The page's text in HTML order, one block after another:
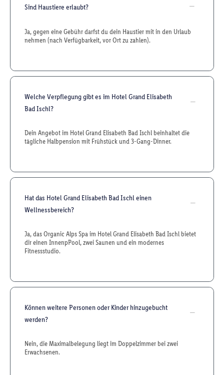
Sind Haustiere erlaubt?
Ja, gegen eine Gebühr darfst du dein Haustier mit in den Urlaub
nehmen (nach Verfügbarkeit, vor Ort zu zahlen).
Welche Verpflegung gibt es im Hotel Grand Elisabeth
Bad Ischl?
Dein Angebot im Hotel Grand Elisabeth Bad Ischl beinhaltet die
tägliche Halbpension mit Frühstück und 3-Gang-Dinner.
Hat das Hotel Grand Elisabeth Bad Ischl einen
Wellnessbereich?
Ja, das Organic Alps Spa im Hotel Grand Elisabeth Bad Ischl bietet
dir einen InnenpPool, zwei Saunen und ein modernes
Fitnessstudio.
Können weitere Personen oder Kinder hinzugebucht
werden?
Nein, die Maximalbelegung liegt im Doppelzimmer bei zwei
Erwachsenen.